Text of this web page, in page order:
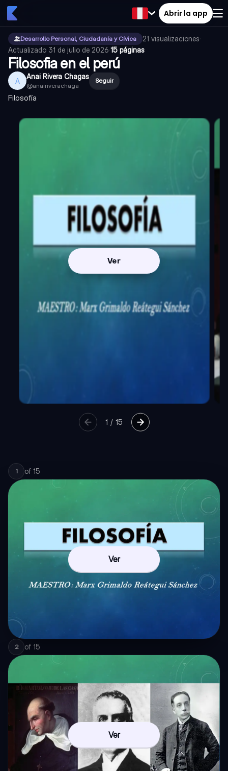
Abrir la app
Desarrollo Personal, Ciudadanía y Cívica 21 visualizaciones·
Actualizado 31 de julio de 2026·15 páginas
Filosofia en el perú
A Anai Rivera Chagas
@anairiverachaga
Seguir
Filosofía
Ver
1 / 15
1 of 15
Ver
2 of 15
Ver